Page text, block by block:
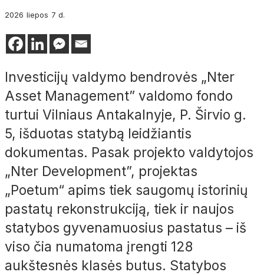
2026 liepos 7 d.
Investicijų valdymo bendrovės „Nter
Asset Management” valdomo fondo
turtui Vilniaus Antakalnyje, P. Širvio g.
5, išduotas statybą leidžiantis
dokumentas. Pasak projekto valdytojos
„Nter Development”, projektas
„Poetum“ apims tiek saugomų istorinių
pastatų rekonstrukciją, tiek ir naujos
statybos gyvenamuosius pastatus – iš
viso čia numatoma įrengti 128
aukštesnės klasės butus. Statybos